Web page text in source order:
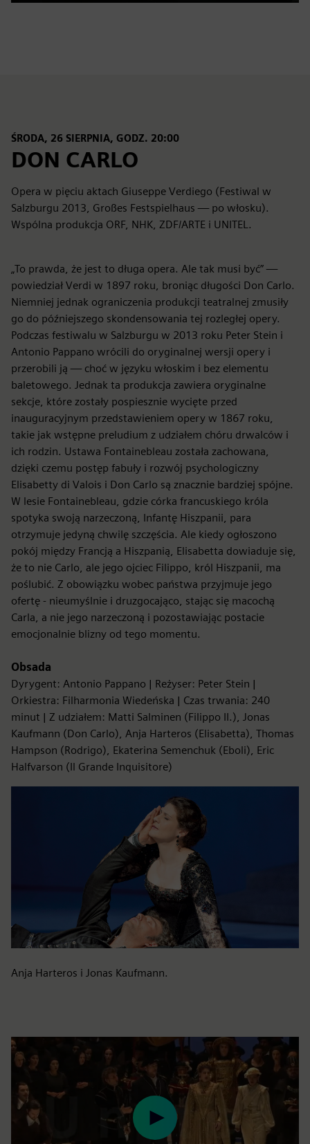
Play Mute Settings
PIP
Enter
ŚRODA, 26 SIERPNIA, GODZ. 20:00
DON CARLO
Opera w pięciu aktach Giuseppe Verdiego (Festiwal w
Salzburgu 2013, Großes Festspielhaus — po włosku).
Wspólna produkcja ORF, NHK, ZDF/ARTE i UNITEL.
„To prawda, że jest to długa opera. Ale tak musi być” —
powiedział Verdi w 1897 roku, broniąc długości Don Carlo.
Niemniej jednak ograniczenia produkcji teatralnej zmusiły
go do późniejszego skondensowania tej rozległej opery.
Podczas festiwalu w Salzburgu w 2013 roku Peter Stein i
Antonio Pappano wrócili do oryginalnej wersji opery i
przerobili ją — choć w języku włoskim i bez elementu
baletowego. Jednak ta produkcja zawiera oryginalne
sekcje, które zostały pospiesznie wycięte przed
inauguracyjnym przedstawieniem opery w 1867 roku,
takie jak wstępne preludium z udziałem chóru drwalców i
ich rodzin. Ustawa Fontainebleau została zachowana,
dzięki czemu postęp fabuły i rozwój psychologiczny
Elisabetty di Valois i Don Carlo są znacznie bardziej spójne.
W lesie Fontainebleau, gdzie córka francuskiego króla
spotyka swoją narzeczoną, Infantę Hiszpanii, para
otrzymuje jedyną chwilę szczęścia. Ale kiedy ogłoszono
pokój między Francją a Hiszpanią, Elisabetta dowiaduje się,
że to nie Carlo, ale jego ojciec Filippo, król Hiszpanii, ma
poślubić. Z obowiązku wobec państwa przyjmuje jego
ofertę - nieumyślnie i druzgocająco, stając się macochą
Carla, a nie jego narzeczoną i pozostawiając postacie
emocjonalnie blizny od tego momentu.
Obsada
Dyrygent: Antonio Pappano | Reżyser: Peter Stein |
Orkiestra: Filharmonia Wiedeńska | Czas trwania: 240
minut | Z udziałem: Matti Salminen (Filippo II.), Jonas
Kaufmann (Don Carlo), Anja Harteros (Elisabetta), Thomas
Hampson (Rodrigo), Ekaterina Semenchuk (Eboli), Eric
Halfvarson (Il Grande Inquisitore)
Anja Harteros i Jonas Kaufmann.
Play